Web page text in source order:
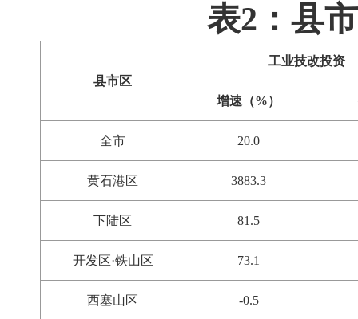
表2：县
县市区
工业技改投资
增速（%）
全市 20.0
黄石港区 3883.3
下陆区 81.5
开发区·铁山区 73.1
西塞山区 -0.5